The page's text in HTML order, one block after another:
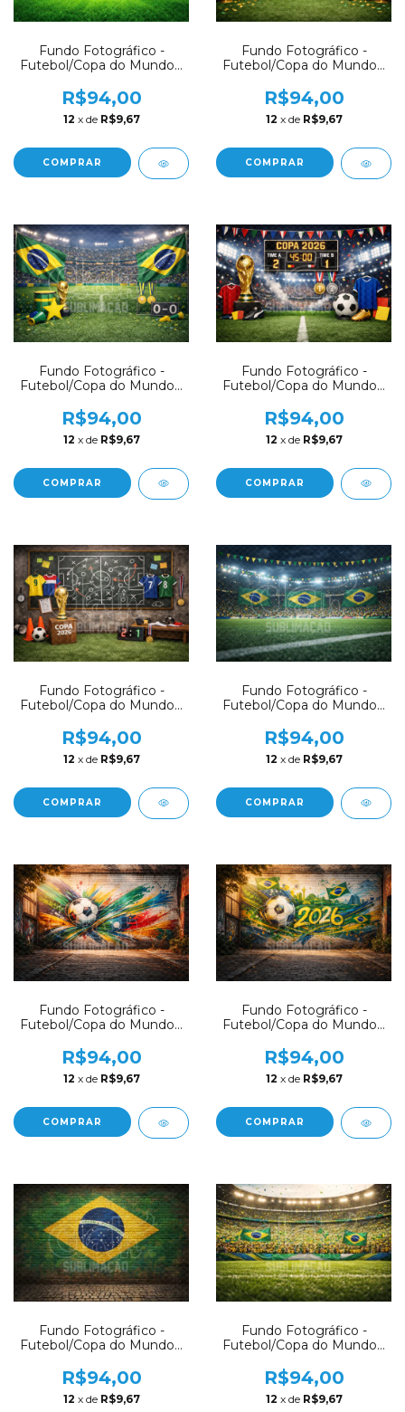
Fundo Fotográfico -
Futebol/Copa do Mundo -
R$94,00
12 x de R$9,67
COMPRAR
Fundo Fotográfico -
Futebol/Copa do Mundo -
R$94,00
12 x de R$9,67
COMPRAR
Fundo Fotográfico -
Futebol/Copa do Mundo -
R$94,00
12 x de R$9,67
COMPRAR
Fundo Fotográfico -
Futebol/Copa do Mundo -
R$94,00
12 x de R$9,67
COMPRAR
Fundo Fotográfico -
Futebol/Copa do Mundo -
R$94,00
12 x de R$9,67
COMPRAR
Fundo Fotográfico -
Futebol/Copa do Mundo -
R$94,00
12 x de R$9,67
COMPRAR
Fundo Fotográfico -
Futebol/Copa do Mundo -
R$94,00
12 x de R$9,67
COMPRAR
Fundo Fotográfico -
Futebol/Copa do Mundo -
R$94,00
12 x de R$9,67
COMPRAR
Fundo Fotográfico -
Futebol/Copa do Mundo -
R$94,00
12 x de R$9,67
Fundo Fotográfico -
Futebol/Copa do Mundo -
R$94,00
12 x de R$9,67